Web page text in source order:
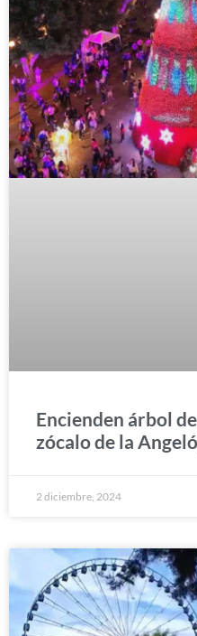
Encienden árbol
zócalo de la
2 diciembre, 2024